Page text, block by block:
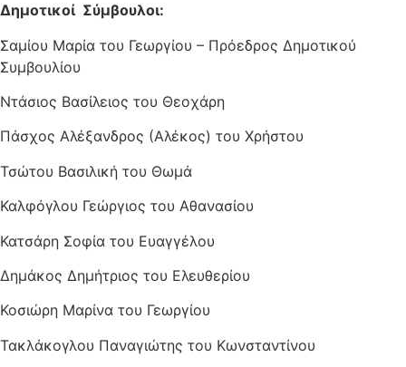
Δημοτικοί Σύμβουλοι:
Σαμίου Μαρία του Γεωργίου – Πρόεδρος Δημοτικού
Συμβουλίου
Ντάσιος Βασίλειος του Θεοχάρη
Πάσχος Αλέξανδρος (Αλέκος) του Χρήστου
Τσώτου Βασιλική του Θωμά
Καλφόγλου Γεώργιος του Αθανασίου
Κατσάρη Σοφία του Ευαγγέλου
Δημάκος Δημήτριος του Ελευθερίου
Κοσιώρη Μαρίνα του Γεωργίου
Τακλάκογλου Παναγιώτης του Κωνσταντίνου